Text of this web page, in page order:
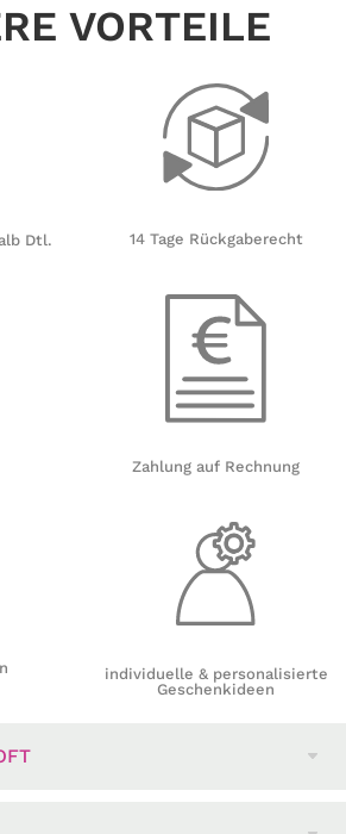
VORTEILE
Dtl. 14 Tage Rückgaberecht
Zahlung auf Rechnung
individuelle & personalisierte
Geschenkideen